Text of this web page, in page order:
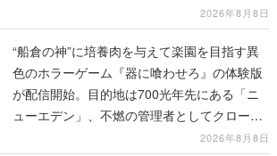
2026年8月8日
“船倉の神”に培養肉を与えて楽園を目指す異
色のホラーゲーム『器に喰わせろ』の体験版
が配信開始。目的地は700光年先にある「ニ
ューエデン」、不燃の管理者としてクローン
人間を増やし、加工して神に捧げる2026年8月8日